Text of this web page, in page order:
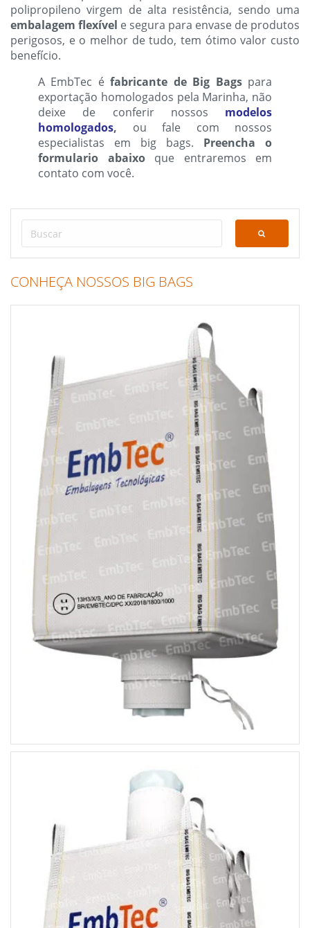
polipropileno virgem de alta resistência, sendo uma
embalagem flexível e segura para envase de produtos
perigosos, e o melhor de tudo, tem ótimo valor custo
benefício.
A EmbTec éfabricante de Big Bagspara
exportação homologados pela Marinha, não
deixe de conferir nossos modelos
homologados, ou fale com nossos
especialistas em big bags. Preencha o
formulario abaixoque entraremos em
contato com você.
CONHEÇA NOSSOS BIG BAGS